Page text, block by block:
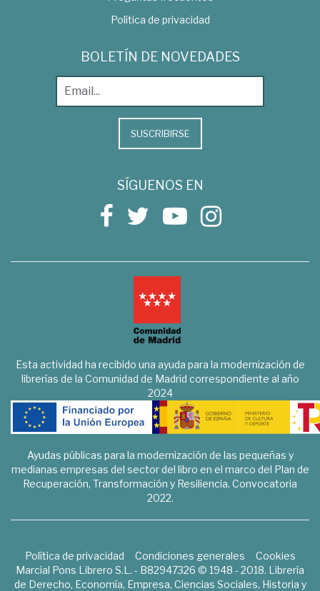
Política de privacidad
BOLETÍN DE NOVEDADES
SUSCRIBIRSE
SÍGUENOS EN
Esta actividad ha recibido una ayuda para la modernización de
librerías de la Comunidad de Madrid correspondiente al año
2024
Ayudas públicas para la modernización de las pequeñas y
medianas empresas del sector del libro en el marco del Plan de
Recuperación, Transformación y Resiliencia. Convocatoria
2022.
Política de privacidad Condiciones generales
Cookies
Marcial Pons Librero S.L. - B82947326 © 1948 - 2018. Librería
de Derecho, Economía, Empresa, Ciencias Sociales, Historia y